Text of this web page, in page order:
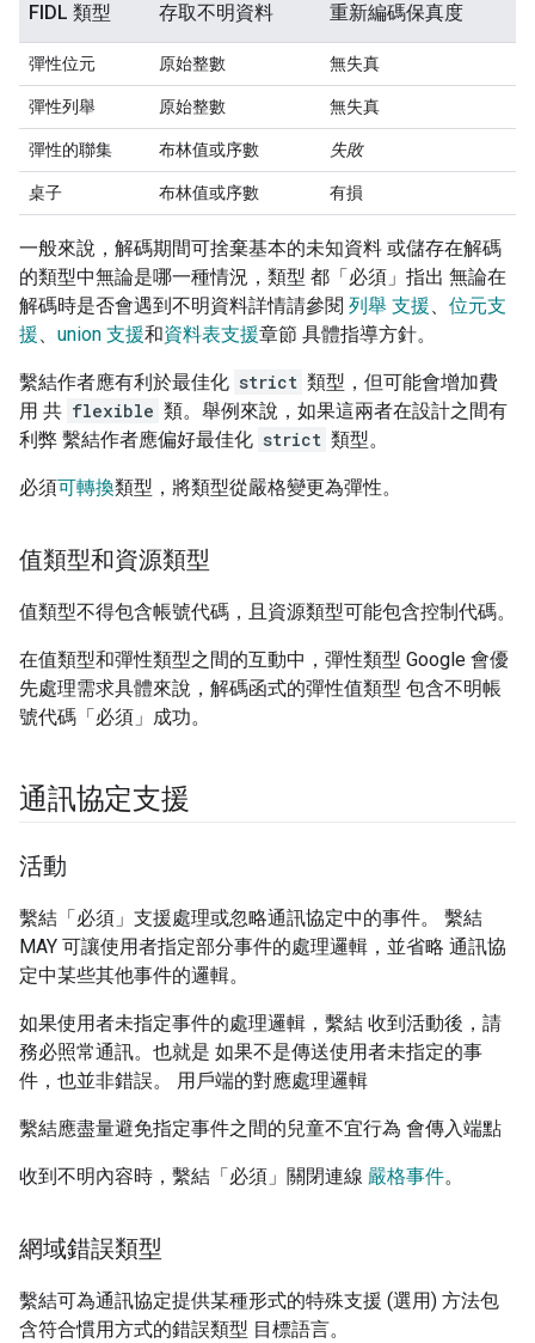
FIDL 類型 存取不明資料 重新編碼保真度
彈性位元 原始整數 無失真
彈性列舉 原始整數 無失真
彈性的聯集 布林值或序數 失敗
桌子 布林值或序數 有損
一般來說，解碼期間可捨棄基本的未知資料 或儲存在解碼
的類型中無論是哪一種情況，類型 都「必須」指出 無論在
解碼時是否會遇到不明資料詳情請參閱 列舉 支援、 位元支
援、 union 支援和資料表支援章節 具體指導方針。
繫結作者應有利於最佳化 strict 類型，但可能會增加費
用 共 flexible 類。舉例來說，如果這兩者在設計之間有
利弊 繫結作者應偏好最佳化 strict 類型。
必須可轉換類型，將類型從嚴格變更為彈性。
值類型和資源類型
值類型不得包含帳號代碼，且資源類型可能包含控制代碼。
在值類型和彈性類型之間的互動中，彈性類型 Google 會優
先處理需求具體來說，解碼函式的彈性值類型 包含不明帳
號代碼「必須」成功。
通訊協定支援
活動
繫結「必須」支援處理或忽略通訊協定中的事件。 繫結
MAY 可讓使用者指定部分事件的處理邏輯，並省略 通訊協
定中某些其他事件的邏輯。
如果使用者未指定事件的處理邏輯，繫結 收到活動後，請
務必照常通訊。也就是 如果不是傳送使用者未指定的事
件，也並非錯誤。 用戶端的對應處理邏輯
繫結應盡量避免指定事件之間的兒童不宜行為 會傳入端點
收到不明內容時，繫結「必須」關閉連線 嚴格事件。
網域錯誤類型
繫結可為通訊協定提供某種形式的特殊支援 (選用) 方法包
含符合慣用方式的錯誤類型 目標語言。